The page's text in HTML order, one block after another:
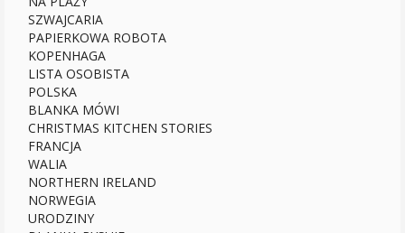
SZWAJCARIA
PAPIERKOWA ROBOTA
KOPENHAGA
LISTA OSOBISTA
POLSKA
BLANKA MÓWI
CHRISTMAS KITCHEN STORIES
FRANCJA
WALIA
NORTHERN IRELAND
NORWEGIA
URODZINY